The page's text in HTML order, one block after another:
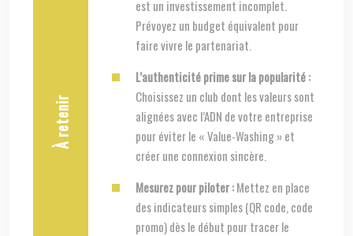
À retenir
est un investissement incomplet.
Prévoyez un budget équivalent pour
faire vivre le partenariat.
L’authenticité prime sur la popularité :
Choisissez un club dont les valeurs sont
alignées avec l’ADN de votre entreprise
pour éviter le « Value-Washing » et
créer une connexion sincère.
Mesurez pour piloter :Mettez en place
des indicateurs simples (QR code, code
promo) dès le début pour tracer le